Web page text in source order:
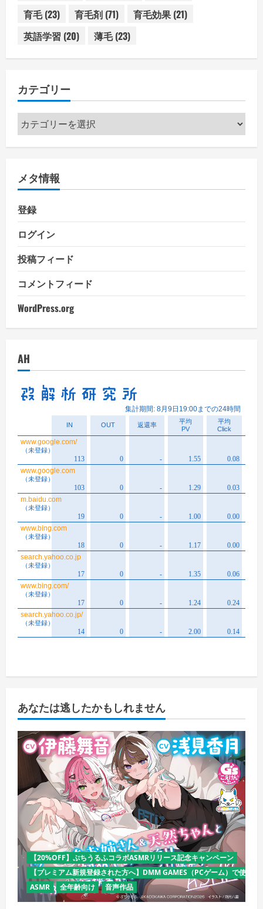
育毛(23) 育毛剤 (71) 育毛効果 (21)
英語学習 (20) 薄毛(23)
カテゴリー
カ
テ
ー
メタ情報
登録
ログイン
投稿フィード
コメントフィード
WordPress.org
AH
あなたは逃したかもしれません
【20%OFF】ぷちうるふコラボASMRリリース記念キャンペーン
【プレミアム新規登録された方へ】DMM GAMES（PCゲーム）で使え
ASMR
全年齢向け 音声作品